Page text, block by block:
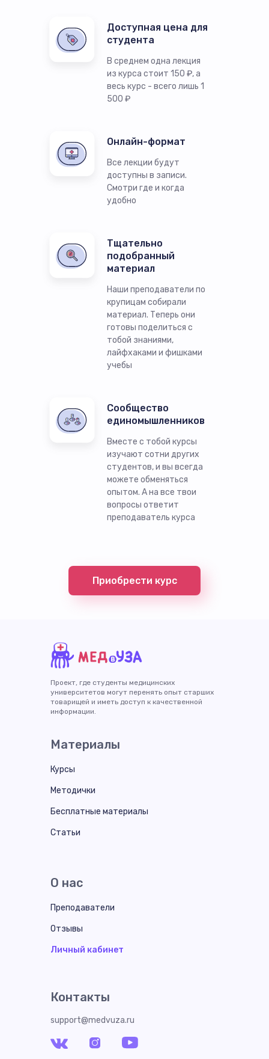
Доступная цена для
студента
В среднем одна лекция
из курса стоит 150 ₽, а
весь курс - всего лишь 1
500 ₽
Онлайн-формат
Все лекции будут
доступны в записи.
Смотри где и когда
удобно
Тщательно
подобранный
материал
Наши преподаватели по
крупицам собирали
материал. Теперь они
готовы поделиться с
тобой знаниями,
лайфхаками и фишками
учебы
Сообщество
единомышленников
Вместе с тобой курсы
изучают сотни других
студентов, и вы всегда
можете обменяться
опытом. А на все твои
вопросы ответит
преподаватель курса
Приобрести курс
Проект, где студенты медицинских
университетов могут перенять опыт старших
товарищей и иметь доступ к качественной
информации.
Материалы
Курсы
Методички
Бесплатные материалы
Статьи
О нас
Преподаватели
Отзывы
Личный кабинет
Контакты
support@medvuza.ru